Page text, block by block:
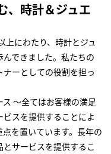
、時計＆ジュエ
上にわたり、時計とジュ
できました。私たちの
ーとしての役割を担っ
～全てはお客様の満足
スを提供することによ
を置いています。長年の
サービスを提供するこ